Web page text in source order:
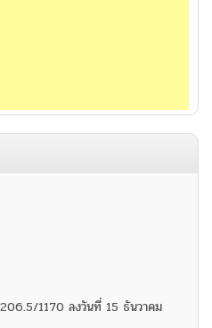
1170 ลงวันที่ 15 ธันวาคม